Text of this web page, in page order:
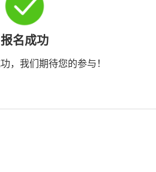
报名成功
，我们期待您的参与！